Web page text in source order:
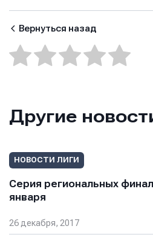
Вернуться назад
Другие
НОВОСТИ ЛИГИ
Серия региональных
января
26 декабря, 2017